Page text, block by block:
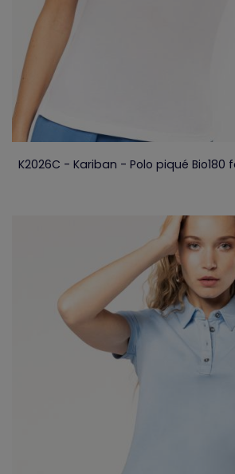
K2026C - Kariban - Polo piqué Bio180